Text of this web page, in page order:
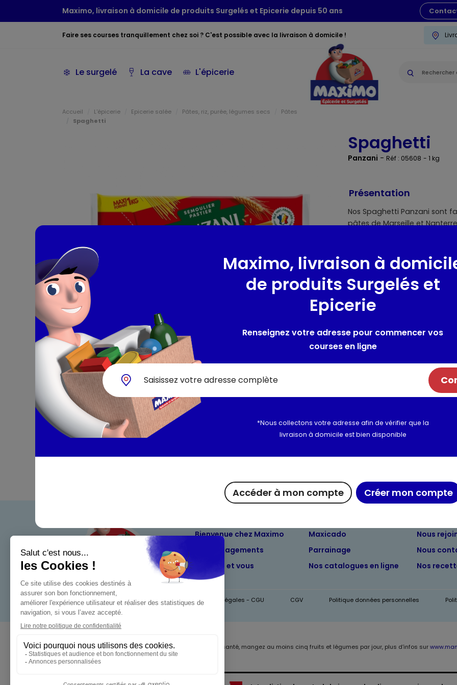
Maximo, livraison à domicile de produits Surgelés et Epicerie depuis 50 ans
Faire ses courses tranquillement chez soi ? C'est possible avec la livraison à domicile !
Le surgelé La cave L'épicerie
Accueil L'épicerie Epicerie salée Pâtes, riz, purée, légumes secs
Pâtes
Spaghetti
Spaghetti
Panzani - Réf : 05608 - 1 kg
Présentation
Nos Spaghetti Panzani sont
pâtes de Marseille et
Pesticides conformes à la
conformes à la
Utilisation et
Composition /
la moutarde. Si le numéro de
l'oeuf.
Allergènes :
Informations
Bienvenue chez Maximo
Nos engagements
Maximo et vous
Maxicado
Parrainage
Nos catalogues en ligne
Nous
Nous
Nos
Mentions légales - CGU CGV Politique données personnelles
Pour votre santé, mangez au moins cinq fruits et légumes par jour, plus d’infos sur
Maximo, livraison à
de produits Surgelés et
Epicerie
Renseignez votre adresse pour commencer vos
courses en ligne
*Nous collectons votre adresse afin de vérifier que la
livraison à domicile est bien disponible
Accéder à mon compte Créer mon compte